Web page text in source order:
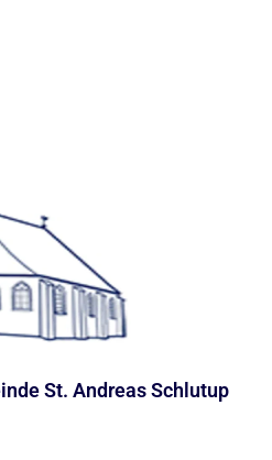
St. Andreas Schlutup